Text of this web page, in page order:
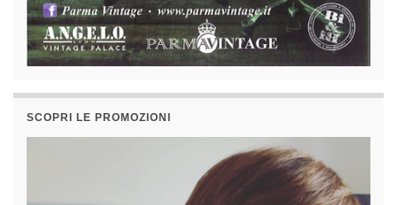
SCOPRI LE PROMOZIONI